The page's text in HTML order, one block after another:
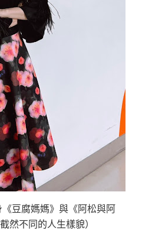
《豆腐媽媽》與《阿松與阿
然不同的人生樣貌）